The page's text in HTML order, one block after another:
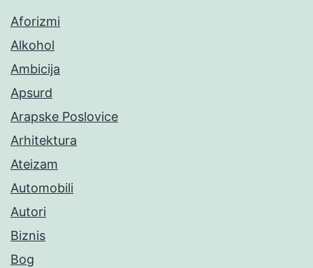
Aforizmi
Alkohol
Ambicija
Apsurd
Arapske Poslovice
Arhitektura
Ateizam
Automobili
Autori
Biznis
Bog